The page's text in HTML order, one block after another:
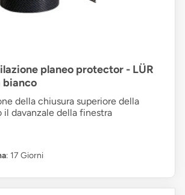
planeo protector - LÜR
della chiusura superiore della
davanzale della finestra
: 17 Giorni